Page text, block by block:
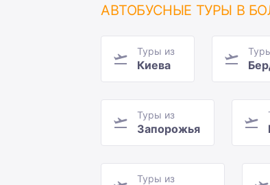
АВТОБУСНЫЕ ТУРЫ В
Туры из
Киева
Туры из
Запорожья
Туры из